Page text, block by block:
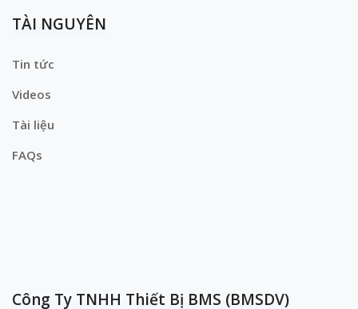
TÀI NGUYÊN
Tin tức
Videos
Tài liệu
FAQs
Công Ty TNHH Thiết Bị BMS (BMSDV)